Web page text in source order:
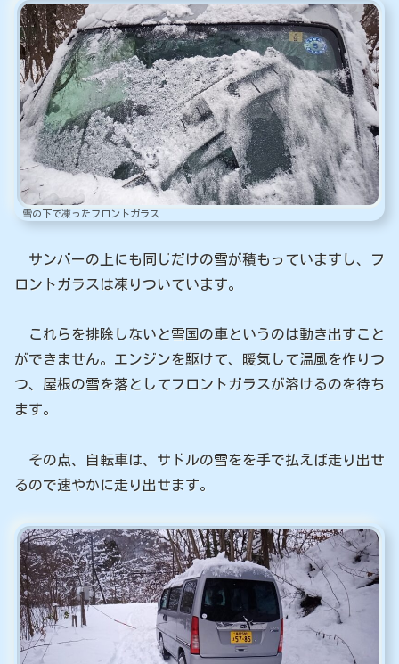
雪の下で凍ったフロントガラス
サンバーの上にも同じだけの雪が積もっていますし、フ
ロントガラスは凍りついています。
これらを排除しないと雪国の車というのは動き出すこと
ができません。エンジンを駆けて、暖気して温風を作りつ
つ、屋根の雪を落としてフロントガラスが溶けるのを待ち
ます。
その点、自転車は、サドルの雪をを手で払えば走り出せ
るので速やかに走り出せます。